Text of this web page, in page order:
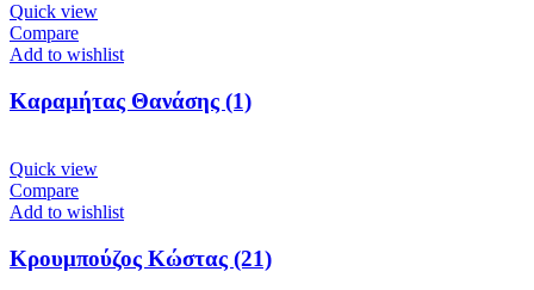
Quick view
Compare
Add to wishlist
Καραμήτας Θανάσης (1)
Quick view
Compare
Add to wishlist
Κρουμπούζος Κώστας (21)